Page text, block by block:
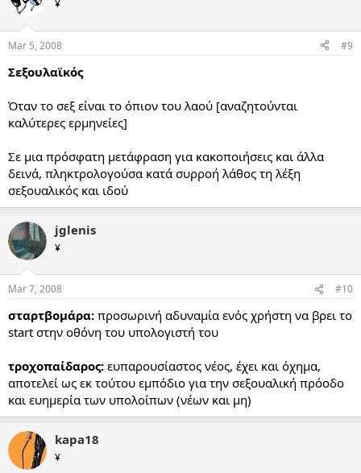
¥
Mar 5, 2008 #9
Σεξουλαϊκός
Όταν το σεξ είναι το όπιον του λαού [αναζητούνται
καλύτερες ερμηνείες]
Σε μια πρόσφατη μετάφραση για κακοποιήσεις και άλλα
δεινά, πληκτρολογούσα κατά συρροή λάθος τη λέξη
σεξουαλικός και ιδού
jglenis
¥
Mar 7, 2008 #10
σταρτβομάρα: προσωρινή αδυναμία ενός χρήστη να βρει το
start στην οθόνη του υπολογιστή του
τροχοπαίδαρος: ευπαρουσίαστος νέος, έχει και όχημα,
αποτελεί ως εκ τούτου εμπόδιο για την σεξουαλική πρόοδο
και ευημερία των υπολοίπων (νέων και μη)
kapa18
¥